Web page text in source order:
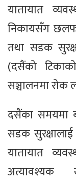
यातायात
निकायसँग
तथा सडक
(दसैंको
सञ्चालनमा रोक
दसैंका समयमा
सडक सुरक्षालाई
यातायात
अत्यावश्यक